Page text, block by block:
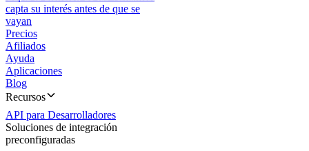
capta su interés antes de que se
vayan
Precios
Afiliados
Ayuda
Aplicaciones
Blog
Recursos
API para Desarrolladores
Soluciones de integración
preconfiguradas